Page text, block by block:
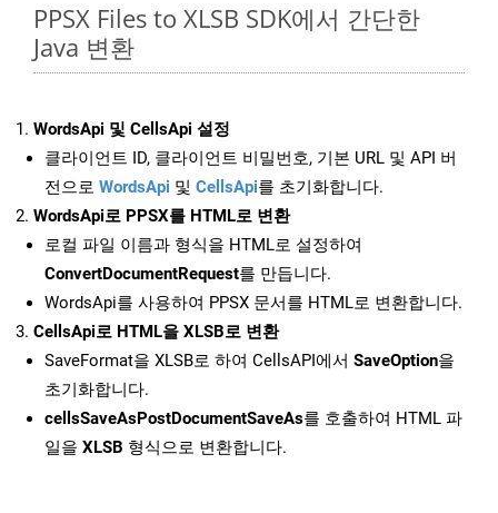
PPSX Files to XLSB SDK에서 간단한
Java 변환
WordsApi 및 CellsApi 설정
클라이언트 ID, 클라이언트 비밀번호, 기본 URL 및 API 버
전으로 WordsApi 및 CellsApi를 초기화합니다.
WordsApi로 PPSX를 HTML로 변환
로컬 파일 이름과 형식을 HTML로 설정하여
ConvertDocumentRequest를 만듭니다.
WordsApi를 사용하여 PPSX 문서를 HTML로 변환합니다.
CellsApi로 HTML을 XLSB로 변환
SaveFormat을 XLSB로 하여 CellsAPI에서 SaveOption을
초기화합니다.
cellsSaveAsPostDocumentSaveAs를 호출하여 HTML 파
일을 XLSB 형식으로 변환합니다.